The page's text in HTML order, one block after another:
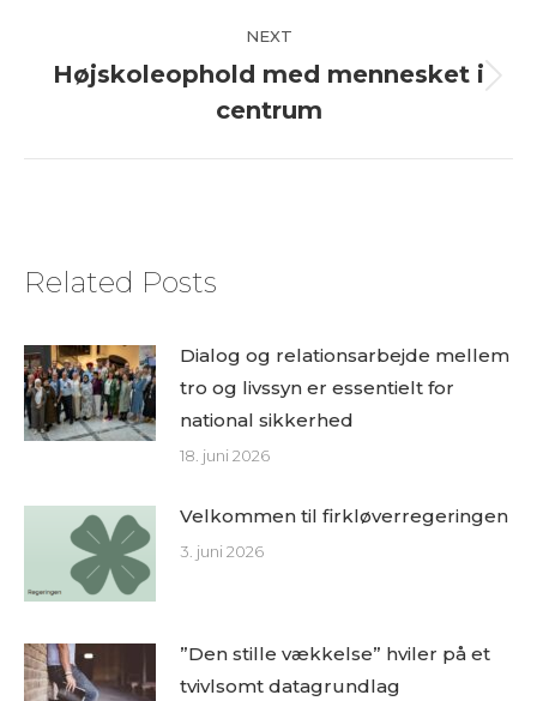
NEXT
Next
post:
Højskoleophold med mennesket i
centrum
Related Posts
Dialog og relationsarbejde mellem
tro og livssyn er essentielt for
national sikkerhed
18. juni 2026
Velkommen til firkløverregeringen
3. juni 2026
”Den stille vækkelse” hviler på et
tvivlsomt datagrundlag